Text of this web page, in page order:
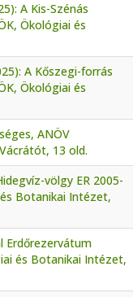
A Kis-Szénás
Ökológiai és
A Kőszegi-forrás
Ökológiai és
ANÖV
13 old.
völgy ER 2005-
Botanikai Intézet,
Erdőrezervátum
és Botanikai Intézet,